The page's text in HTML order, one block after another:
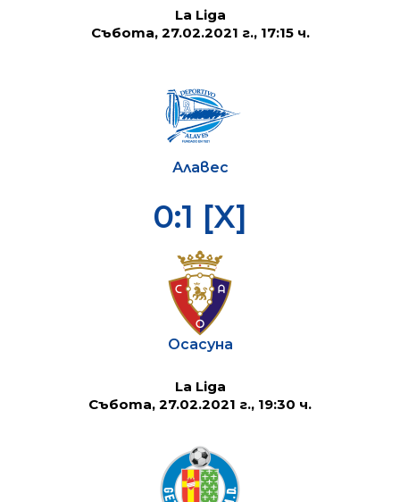
La Liga
Събота, 27.02.2021 г., 17:15 ч.
Алавес
0:1 [X]
Осасуна
La Liga
Събота, 27.02.2021 г., 19:30 ч.